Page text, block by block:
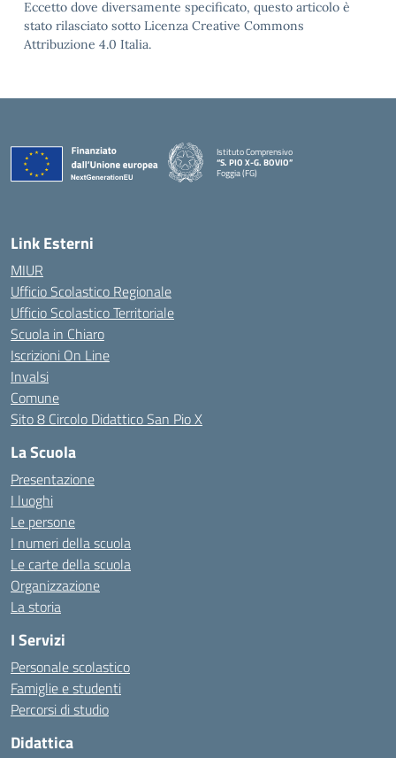
Eccetto dove diversamente specificato, questo articolo è
stato rilasciato sotto Licenza Creative Commons
Attribuzione 4.0 Italia.
Istituto Comprensivo
“S. PIO X-G. BOVIO”
Foggia (FG)
— Visita la pagina iniziale della scuola
Link Esterni
MIUR
Ufficio Scolastico Regionale
Ufficio Scolastico Territoriale
Scuola in Chiaro
Iscrizioni On Line
Invalsi
Comune
Sito 8 Circolo Didattico San Pio X
La Scuola
Presentazione
I luoghi
Le persone
I numeri della scuola
Le carte della scuola
Organizzazione
La storia
I Servizi
Personale scolastico
Famiglie e studenti
Percorsi di studio
Didattica